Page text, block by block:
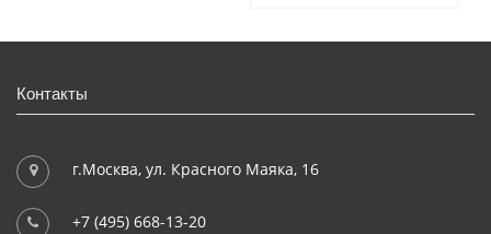
Контакты
г.Москва, ул. Красного Маяка, 16
+7 (495) 668-13-20